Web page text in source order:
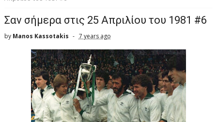
Σαν σήμερα στις 25 Απριλίου του 1981 #6
by Manos Kassotakis 7 years ago